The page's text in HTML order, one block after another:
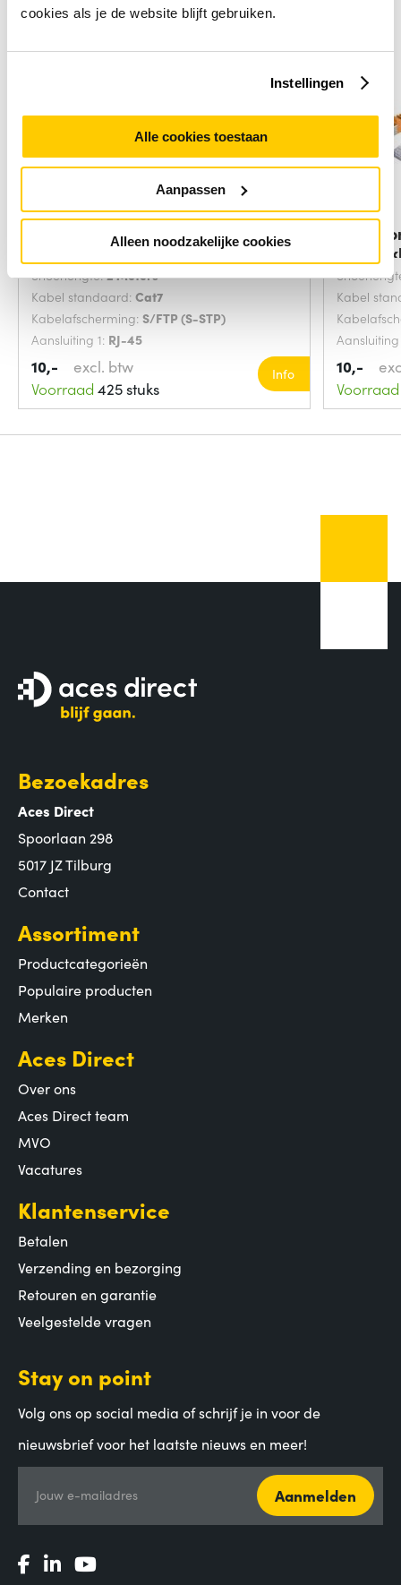
cookies als je de website blijft gebruiken.
Instellingen
Alle cookies toestaan
Aanpassen
Alleen noodzakelijke cookies
Microconnect SFTP702G
netwerkkabel Groen 2
Snoerlengte:2 Meters
Kabel standaard: Cat7
Kabelafscherming: S/FTP (S-STP)
Aansluiting 1: RJ-45
10,-
excl. btw
Voorraad 425 stuks
Info
Kabel
10,-
Voorraad
Bezoekadres
Aces Direct
Spoorlaan 298
5017 JZ Tilburg
Contact
Assortiment
Productcategorieën
Populaire producten
Merken
Aces Direct
Over ons
Aces Direct team
MVO
Vacatures
Klantenservice
Betalen
Verzending en bezorging
Retouren en garantie
Veelgestelde vragen
Stay on point
Volg ons op social media of schrijf je in voor de
nieuwsbrief voor het laatste nieuws en meer!
Jouw e-mailadres Aanmelden